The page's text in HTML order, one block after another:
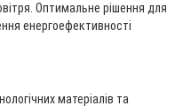
Оптимальне рішення для
енергоефективності
матеріалів та